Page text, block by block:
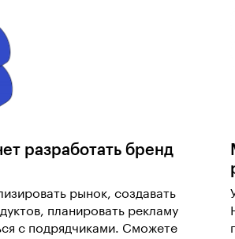
разработать бренд
рынок, создавать
планировать рекламу
с подрядчиками. Сможете